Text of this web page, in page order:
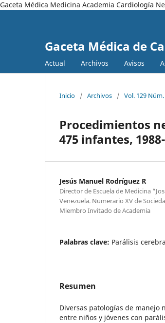
Gaceta Médica Medicina Academia Cardiología
Gaceta Médica de
Actual Archivos Avisos
Inicio / Archivos / Vol. 129
Procedimientos
475 infantes,
Jesús Manuel Rodríguez R
Director de Escuela de Medicina
Venezuela. Numerario XV de
Miembro Invitado de Academia
Palabras clave: Parálisis
Resumen
Diversas patologías de
entre niños y jóvenes con